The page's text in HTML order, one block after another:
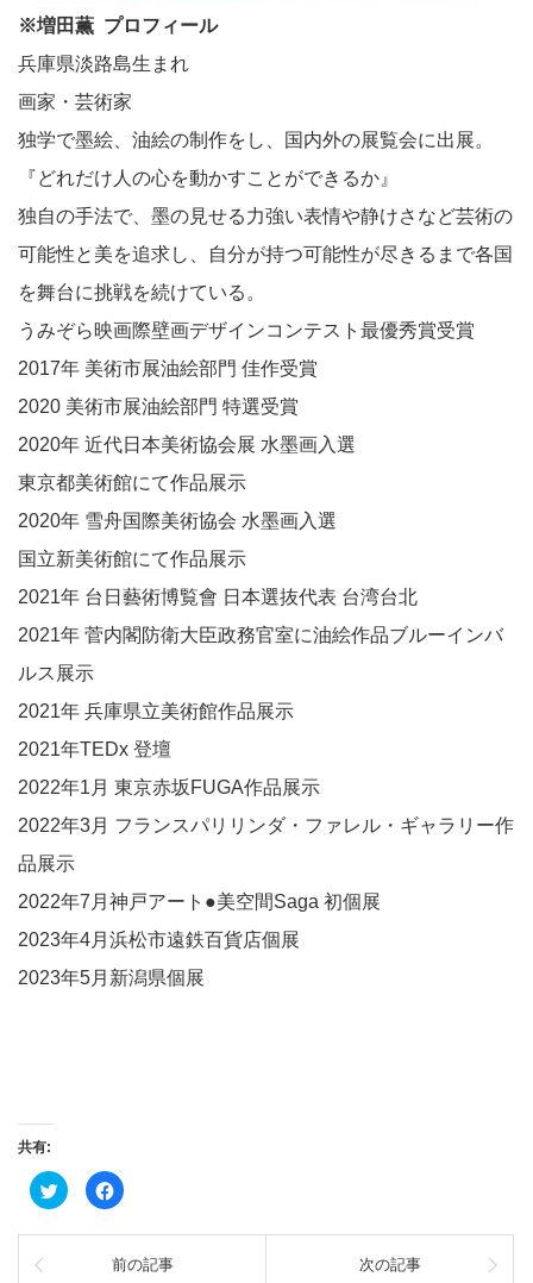
※増田薫 プロフィール
兵庫県淡路島生まれ
画家・芸術家
独学で墨絵、油絵の制作をし、国内外の展覧会に出展。
『どれだけ人の心を動かすことができるか』
独自の手法で、墨の見せる力強い表情や静けさなど芸術の
可能性と美を追求し、自分が持つ可能性が尽きるまで各国
を舞台に挑戦を続けている。
うみぞら映画際壁画デザインコンテスト最優秀賞受賞
2017年 美術市展油絵部門 佳作受賞
2020 美術市展油絵部門 特選受賞
2020年 近代日本美術協会展 水墨画入選
東京都美術館にて作品展示
2020年 雪舟国際美術協会 水墨画入選
国立新美術館にて作品展示
2021年 台日藝術博覧會 日本選抜代表 台湾台北
2021年 菅内閣防衛大臣政務官室に油絵作品ブルーインバ
ルス展示
2021年 兵庫県立美術館作品展示
2021年TEDx 登壇
2022年1月 東京赤坂FUGA作品展示
2022年3月 フランスパリリンダ・ファレル・ギャラリー作
品展示
2022年7月神戸アート●美空間Saga 初個展
2023年4月浜松市遠鉄百貨店個展
2023年5月新潟県個展
共有:
ク
リ
Facebook
で
る
に
前の記事 次の記事